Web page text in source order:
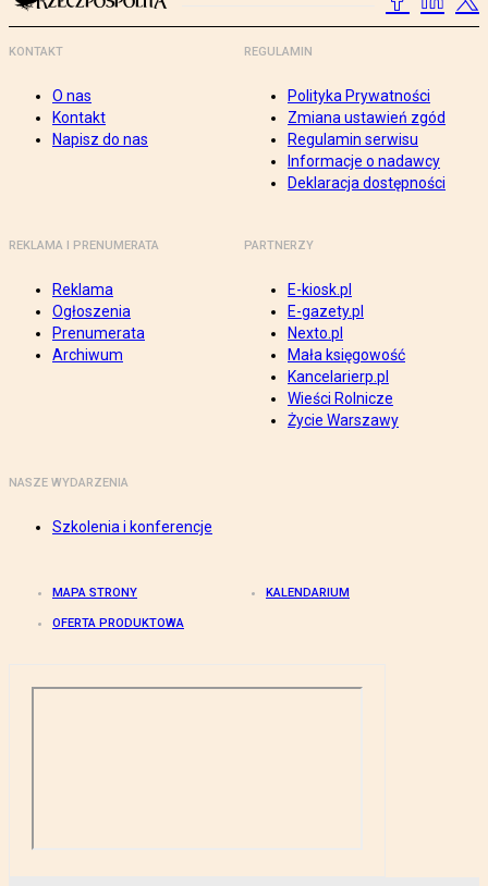
KONTAKT
O nas
Kontakt
Napisz do nas
REGULAMIN
Polityka Prywatności
Zmiana ustawień zgód
Regulamin serwisu
Informacje o nadawcy
Deklaracja dostępności
REKLAMA I PRENUMERATA
Reklama
Ogłoszenia
Prenumerata
Archiwum
PARTNERZY
E-kiosk.pl
E-gazety.pl
Nexto.pl
Mała księgowość
Kancelarierp.pl
Wieści Rolnicze
Życie Warszawy
NASZE WYDARZENIA
Szkolenia i konferencje
MAPA STRONY KALENDARIUM
OFERTA PRODUKTOWA